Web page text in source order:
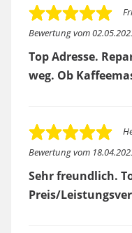
Bewertung vom
Top Adresse.
weg. Ob
Bewertung vom
Sehr freundlich.
Preis/